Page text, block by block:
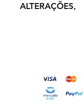
ALTERAÇÕES,